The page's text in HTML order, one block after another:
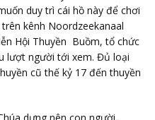
duy trì cái hồ này để chơi
kênh Noordzeekanaal
Hội Thuyền Buồm, tổ chức
lượt người tới xem. Đủ loại
cũ thế kỷ 17 đến thuyền